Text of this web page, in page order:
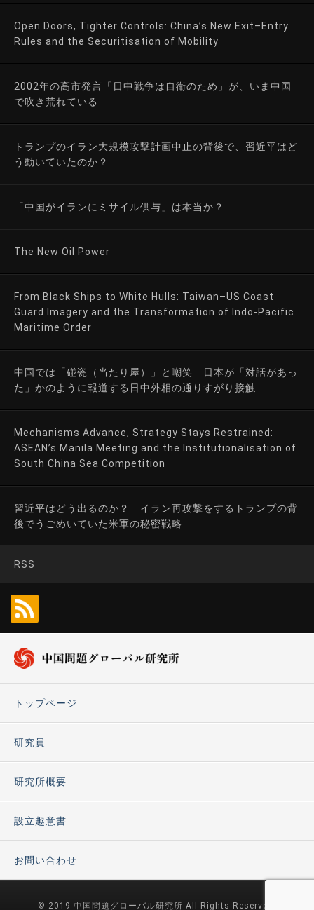
Open Doors, Tighter Controls: China’s New Exit–Entry
Rules and the Securitisation of Mobility
2002年の高市発言「日中戦争は自衛のため」が、いま中国
で吹き荒れている
トランプのイラン大規模攻撃計画中止の背後で、習近平はど
う動いていたのか？
「中国がイランにミサイル供与」は本当か？
The New Oil Power
From Black Ships to White Hulls: Taiwan–US Coast
Guard Imagery and the Transformation of Indo-Pacific
Maritime Order
中国では「碰瓷（当たり屋）」と嘲笑 日本が「対話があっ
た」かのように報道する日中外相の通りすがり接触
Mechanisms Advance, Strategy Stays Restrained:
ASEAN’s Manila Meeting and the Institutionalisation of
South China Sea Competition
習近平はどう出るのか？ イラン再攻撃をするトランプの背
後でうごめいていた米軍の秘密戦略
RSS
トップページ
研究員
研究所概要
設立趣意書
お問い合わせ
© 2019 中国問題グローバル研究所 All Rights Reserved.